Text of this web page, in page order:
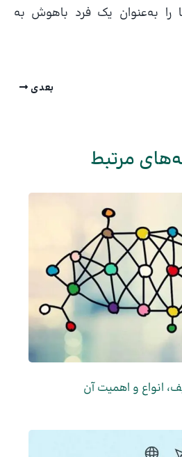
را به‌عنوان یک فرد باهوش به
بعدی
مرتبط
انواع و اهمیت آن